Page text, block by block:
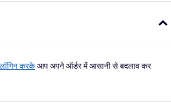
करकेआप अपने ऑर्डर में आसानी से बदलाव कर